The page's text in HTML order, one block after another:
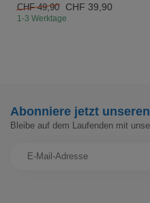
CHF 49,90 CHF 39,90
1-3 Werktage
Abonniere jetzt
Bleibe auf dem Laufenden mit